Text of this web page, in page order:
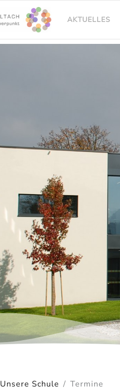
AKTUELLES
Unsere Schule Termine